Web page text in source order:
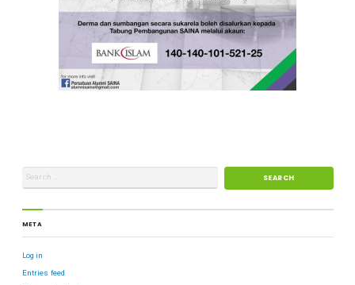
META
Log in
Entries feed